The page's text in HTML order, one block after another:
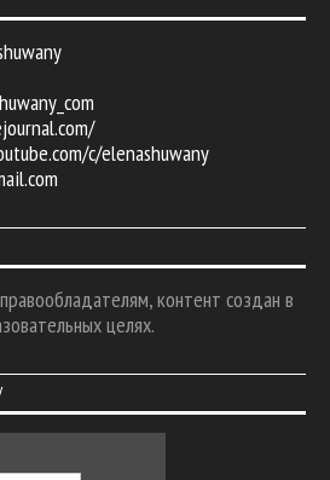
c/elenashuwany
контент создан в
целях.